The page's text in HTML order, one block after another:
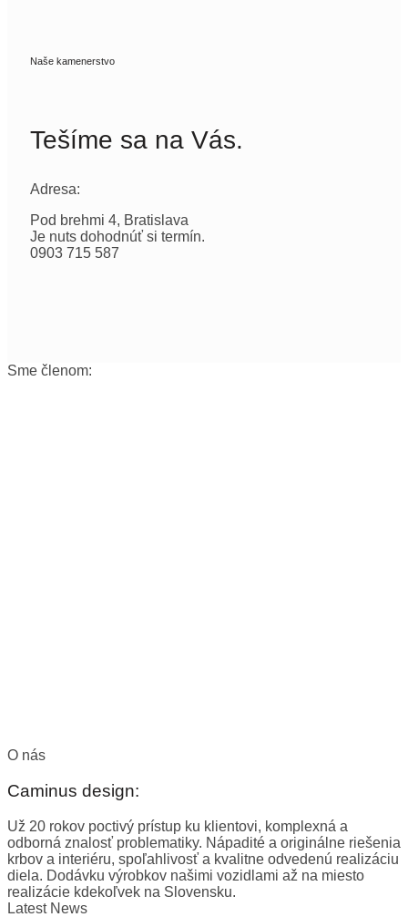
Naše kamenerstvo
Tešíme sa na Vás.
Adresa:
Pod brehmi 4, Bratislava
Je nuts dohodnúť si termín.
0903 715 587
Sme členom:
O nás
Caminus design:
Už 20 rokov poctivý prístup ku klientovi, komplexná a
odborná znalosť problematiky. Nápadité a originálne riešenia
krbov a interiéru, spoľahlivosť a kvalitne odvedenú realizáciu
diela. Dodávku výrobkov našimi vozidlami až na miesto
realizácie kdekoľvek na Slovensku.
Latest News